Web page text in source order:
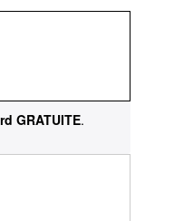
GRATUITE.